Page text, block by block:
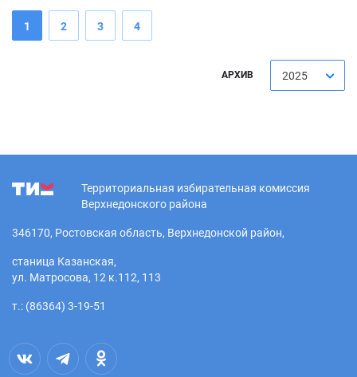
1 2 3 4
АРХИВ 2025
Территориальная избирательная комиссия
Верхнедонского района
346170, Ростовская область, Верхнедонской район,
станица Казанская,
ул. Матросова, 12 к.112, 113
т.: (86364) 3-19-51